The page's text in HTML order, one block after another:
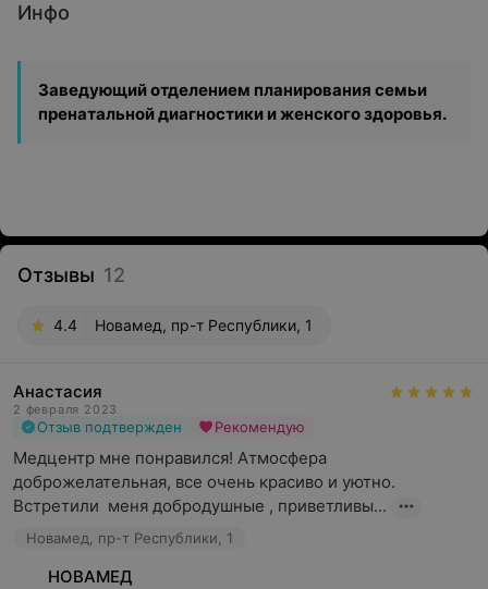
Инфо
Заведующий отделением планирования семьи
пренатальной диагностики и женского здоровья.
Отзывы 12
4.4 Новамед, пр-т Республики, 1
Анастасия
2 февраля 2023
Отзыв подтвержден Рекомендую
Медцентр мне понравился! Атмосфера
доброжелательная, все очень красиво и уютно.
Встретили  меня добродушные , приветливы...
Новамед, пр-т Республики, 1
НОВАМЕД